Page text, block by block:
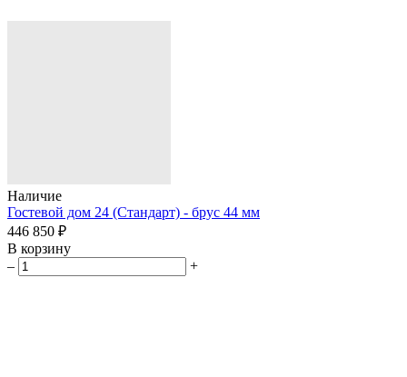
Наличие
Гостевой дом 24 (Стандарт) - брус 44 мм
446 850 ₽
В корзину
–
+